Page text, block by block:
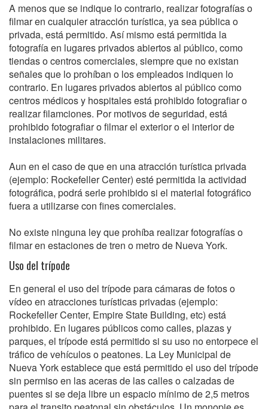
A menos que se indique lo contrario, realizar fotografías o
filmar en cualquier atracción turística, ya sea pública o
privada, está permitido. Así mismo está permitida la
fotografía en lugares privados abiertos al público, como
tiendas o centros comerciales, siempre que no existan
señales que lo prohíban o los empleados indiquen lo
contrario. En lugares privados abiertos al público como
centros médicos y hospitales está prohibido fotografiar o
realizar filamciones. Por motivos de seguridad, está
prohibido fotografiar o filmar el exterior o el interior de
instalaciones militares.
Aun en el caso de que en una atracción turística privada
(ejemplo: Rockefeller Center) esté permitida la actividad
fotográfica, podrá serle prohibido si el material fotográfico
fuera a utilizarse con fines comerciales.
No existe ninguna ley que prohíba realizar fotografías o
filmar en estaciones de tren o metro de Nueva York.
Uso del trípode
En general el uso del trípode para cámaras de fotos o
vídeo en atracciones turísticas privadas (ejemplo:
Rockefeller Center, Empire State Building, etc) está
prohibido. En lugares públicos como calles, plazas y
parques, el trípode está permitido si su uso no entorpece el
tráfico de vehículos o peatones. La Ley Municipal de
Nueva York establece que está permitido el uso del trípode
sin permiso en las aceras de las calles o calzadas de
puentes si se deja libre un espacio mínimo de 2,5 metros